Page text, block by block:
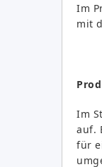
Im
mit
Im
auf.
für